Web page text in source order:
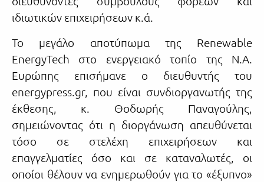
ιδιωτικών επιχειρήσεων κ.ά.
Το μεγάλο αποτύπωμα της Renewable
EnergyTech στο ενεργειακό τοπίο της Ν.Α.
Ευρώπης επισήμανε ο διευθυντής του
energypress.gr, που είναι συνδιοργανωτής της
έκθεσης, κ. Θοδωρής Παναγούλης,
σημειώνοντας ότι η διοργάνωση απευθύνεται
τόσο σε στελέχη επιχειρήσεων και
επαγγελματίες όσο και σε καταναλωτές, οι
οποίοι θέλουν να ενημερωθούν για το «έξυπνο»